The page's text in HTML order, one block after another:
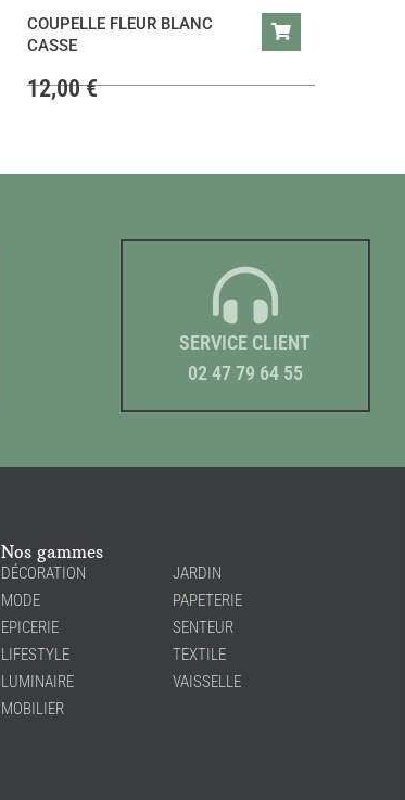
COUPELLE FLEUR BLANC
CASSE
12,00€
SERVICE CLIENT
02 47 79 64 55
Nos gammes
DÉCORATION
MODE
EPICERIE
LIFESTYLE
LUMINAIRE
MOBILIER
JARDIN
PAPETERIE
SENTEUR
TEXTILE
VAISSELLE